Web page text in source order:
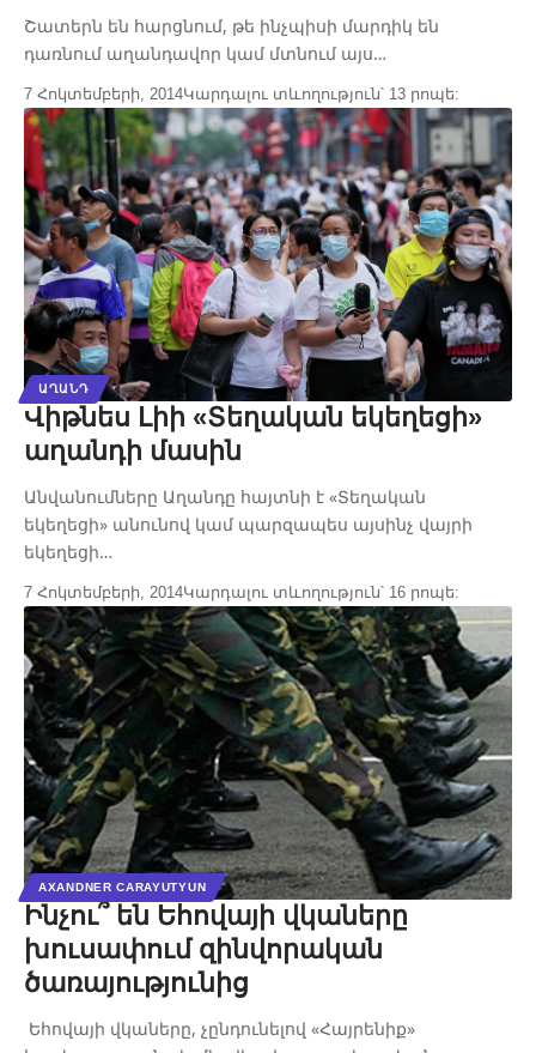
Շատերն են հարցնում, թե ինչպիսի մարդիկ են
դառնում աղանդավոր կամ մտնում այս…
7 Հոկտեմբերի, 2014Կարդալու տևողություն՝ 13 րոպե:
ԱՂԱՆԴ
Վիթնես Լիի «Տեղական եկեղեցի»
աղանդի մասին
Անվանումները Աղանդը հայտնի է «Տեղական
եկեղեցի» անունով կամ պարզապես այսինչ վայրի
եկեղեցի…
7 Հոկտեմբերի, 2014Կարդալու տևողություն՝ 16 րոպե:
AXANDNER CARAYUTYUN
Ինչու՞ են Եհովայի վկաները
խուսափում զինվորական
ծառայությունից
Եհովայի վկաները, չընդունելով «Հայրենիք»